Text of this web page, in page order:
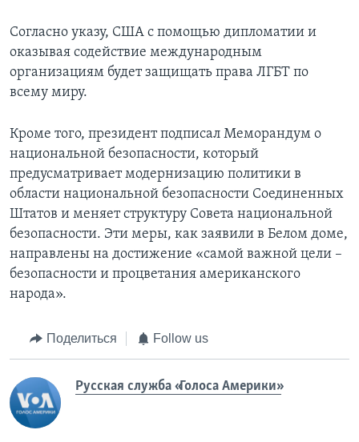
Согласно указу, США с помощью дипломатии и
оказывая содействие международным
организациям будет защищать права ЛГБТ по
всему миру.
Кроме того, президент подписал Меморандум о
национальной безопасности, который
предусматривает модернизацию политики в
области национальной безопасности Соединенных
Штатов и меняет структуру Совета национальной
безопасности. Эти меры, как заявили в Белом доме,
направлены на достижение «самой важной цели –
безопасности и процветания американского
народа».
Поделиться Follow us
Русская служба «Голоса Америки»